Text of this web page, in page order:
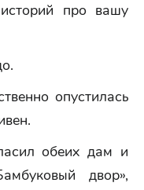
про вашу
опустилась
обеих дам и
двор»,